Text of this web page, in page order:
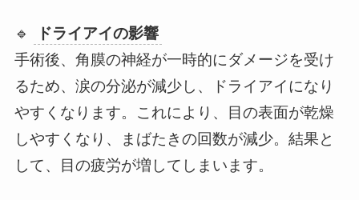
🔹
ドライアイの影響
手術後、角膜の神経が一時的にダメージを受け
るため、涙の分泌が減少し、ドライアイになり
やすくなります。これにより、目の表面が乾燥
しやすくなり、まばたきの回数が減少。結果と
して、目の疲労が増してしまいます。